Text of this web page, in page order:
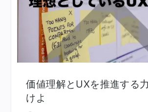
価値理解とUXを推進する
けよ